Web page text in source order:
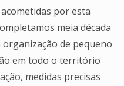
por esta
meia década
de pequeno
em todo o território
medidas precisas